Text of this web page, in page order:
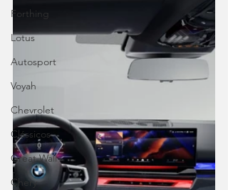
Forthing
Lotus
Autosport
Voyah
Chevrolet
Clássicos
Great Wall
Chery